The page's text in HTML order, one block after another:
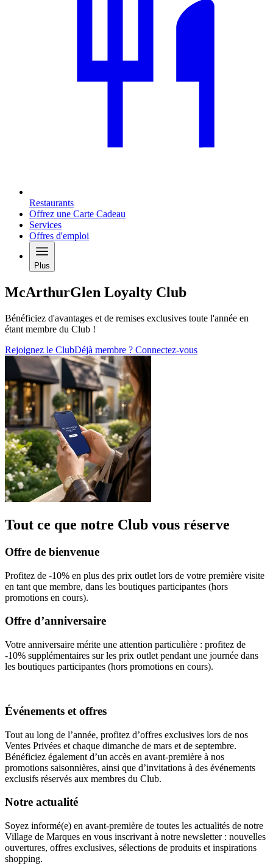
Restaurants
Offrez une Carte Cadeau
Services
Offres d'emploi
Plus
McArthurGlen Loyalty Club
Bénéficiez d'avantages et de remises exclusives toute l'année en
étant membre du Club !
Rejoignez le ClubDéjà membre ? Connectez-vous
Tout ce que notre Club vous réserve
Offre de bienvenue
Profitez de -10% en plus des prix outlet lors de votre première visite
en tant que membre, dans les boutiques participantes (hors
promotions en cours).
Offre d’anniversaire
Votre anniversaire mérite une attention particulière : profitez de
-10% supplémentaires sur les prix outlet pendant une journée dans
les boutiques participantes (hors promotions en cours).
Événements et offres
Tout au long de l’année, profitez d’offres exclusives lors de nos
Ventes Privées et chaque dimanche de mars et de septembre.
Bénéficiez également d’un accès en avant-première à nos
promotions saisonnières, ainsi que d’invitations à des événements
exclusifs réservés aux membres du Club.
Notre actualité
Soyez informé(e) en avant-première de toutes les actualités de notre
Village de Marques en vous inscrivant à notre newsletter : nouvelles
ouvertures, offres exclusives, sélections de produits et inspirations
shopping.